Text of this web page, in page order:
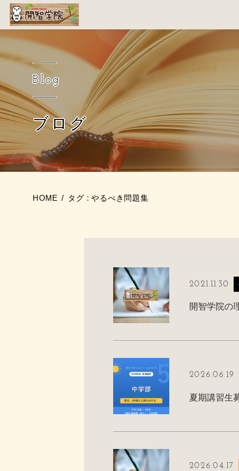
Blog
ブログ
HOME タグ : やるべき問題集
2021.11.30
開智学院の
2026.06.19
夏期講習生
2026.04.17